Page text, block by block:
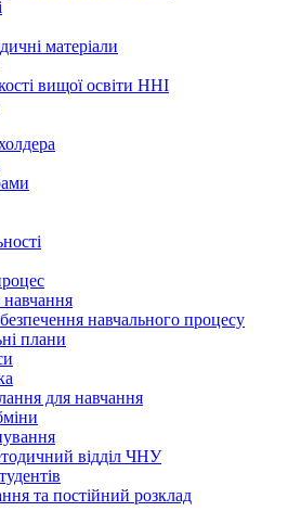
матеріали
вищої освіти ННІ
навчального процесу
плани
для навчання
відділ ЧНУ
та постійний розклад